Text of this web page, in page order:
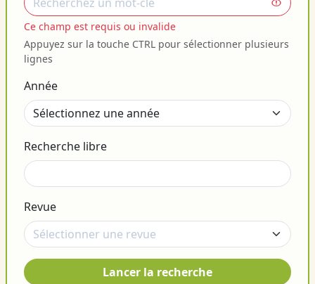
Ce champ est requis ou invalide
Appuyez sur la touche CTRL pour sélectionner plusieurs
lignes
Année
Recherche libre
Revue
Lancer la recherche